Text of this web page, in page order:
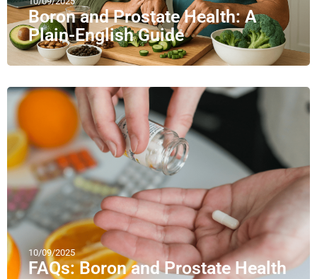
Boron and Prostate Health: A
Plain-English Guide
10/09/2025
FAQs: Boron and Prostate Health